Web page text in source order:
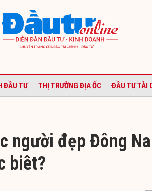
ĐẦU TƯ THỊ TRƯỜNG ĐỊA ỐC ĐẦU TƯ TÀI
người đẹp Đông
biêt?